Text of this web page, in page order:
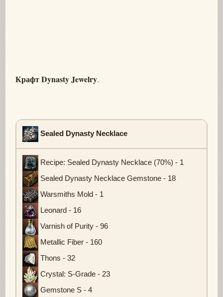
Крафт Dynasty Jewelry.
Sealed Dynasty Necklace
Recipe: Sealed Dynasty Necklace (70%) - 1
Sealed Dynasty Necklace Gemstone - 18
Warsmiths Mold - 1
Leonard - 16
Varnish of Purity - 96
Metallic Fiber - 160
Thons - 32
Crystal: S-Grade - 23
Gemstone S - 4